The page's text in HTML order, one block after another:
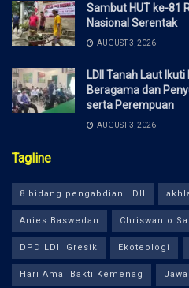
Sambut HUT ke-81
Nasional Serentak
AUGUST 3, 2026
LDII Tanah Laut
Beragama dan
serta Perempuan
AUGUST 3, 2026
Tagline
8 bidang pengabdian LDII
Anies Baswedan Chriswanto
DPD LDII Gresik Ekoteologi
Hari Amal Bakti Kemenag